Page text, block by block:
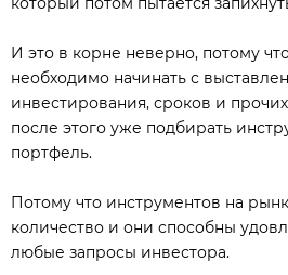
И это в корне неверно, потому
необходимо начинать с
инвестирования, сроков и
после этого уже подбирать
портфель.
Потому что инструментов на
количество и они способны
любые запросы инвестора.